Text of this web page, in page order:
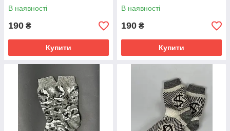
В наявності
190 ₴
Купити
В наявності
190 ₴
Купити